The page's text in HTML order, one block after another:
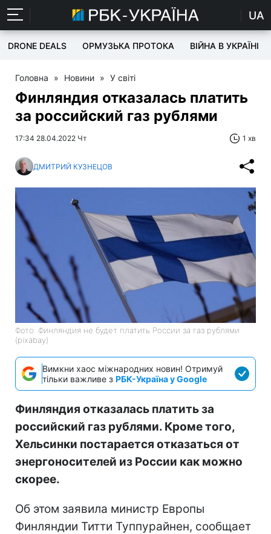
UA
DRONE DEALS ОРМУЗЬКА ПРОТОКА ВІЙНА В УКРАЇНІ
Головна » Новини » У світі
Финляндия отказалась платить
за российский газ рублями
17:34 28.04.2022 Чт 1 хв
ДМИТРИЙ КУЗНЕЦОВ
Фото: Финляндия не будет платить России за газ рублями
(pixabay)
Вимкни хаос міжнародних новин! Отримуй
тільки важливе з РБК-Україна у Google
Финляндия отказалась платить за
российский газ рублями. Кроме того,
Хельсинки постарается отказаться от
энергоносителей из России как можно
скорее.
Об этом заявила министр Европы
Финляндии Титти Туппурайнен, сообщает